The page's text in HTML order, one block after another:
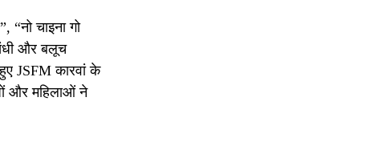
“नो चाइना गो
और बलूच
JSFM कारवां के
और महिलाओं ने